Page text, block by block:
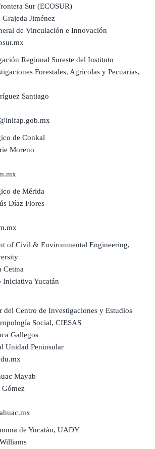
Sur (ECOSUR)
Jiménez
de Vinculación e Innovación
Regional Sureste del Instituto
Forestales, Agrícolas y Pecuarias,
Santiago
de Conkal
Moreno
de Mérida
Díaz Flores
of Civil & Environmental Engineering,
Cetina
Iniciativa Yucatán
del Centro de Investigaciones y Estudios
Social, CIESAS
Gallegos
Unidad Peninsular
Mayab
de Yucatán, UADY